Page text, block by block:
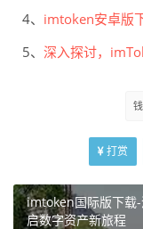
4、 imtoken安卓版
5、 深入探讨，
打赏
imtoken国际版下载
启数字资产新旅程